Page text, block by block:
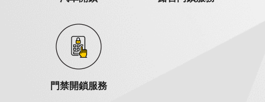
門禁開鎖服務